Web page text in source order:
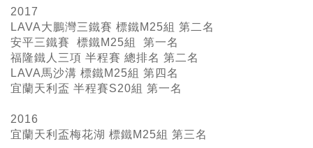
2017
LAVA大鵬灣三鐵賽 標鐵M25組 第二名
安平三鐵賽 標鐵M25組 第一名
福隆鐵人三項 半程賽 總排名 第二名
LAVA馬沙溝 標鐵M25組 第四名
宜蘭天利盃 半程賽S20組 第一名
2016
宜蘭天利盃梅花湖 標鐵M25組 第三名